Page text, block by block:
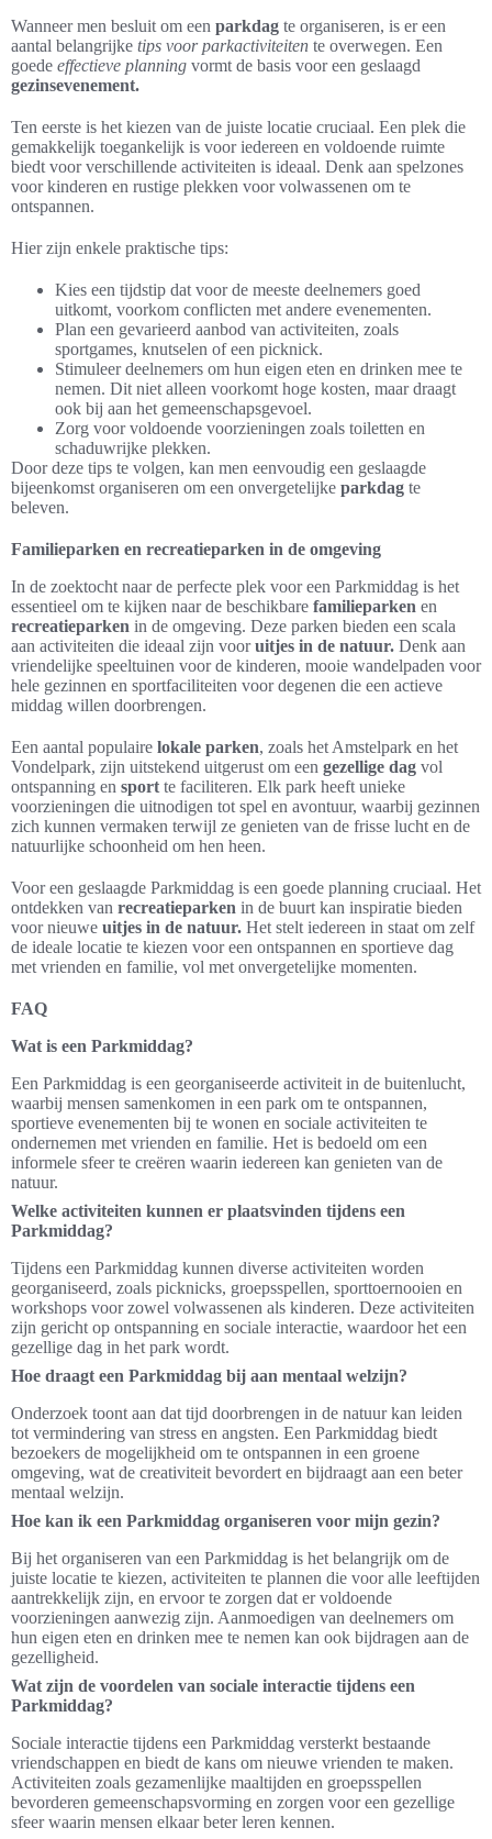
Wanneer men besluit om een parkdag te organiseren, is er een
aantal belangrijke tips voor parkactiviteiten te overwegen. Een
goede effectieve planning vormt de basis voor een geslaagd
gezinsevenement.
Ten eerste is het kiezen van de juiste locatie cruciaal. Een plek die
gemakkelijk toegankelijk is voor iedereen en voldoende ruimte
biedt voor verschillende activiteiten is ideaal. Denk aan spelzones
voor kinderen en rustige plekken voor volwassenen om te
ontspannen.
Hier zijn enkele praktische tips:
Kies een tijdstip dat voor de meeste deelnemers goed
uitkomt, voorkom conflicten met andere evenementen.
Plan een gevarieerd aanbod van activiteiten, zoals
sportgames, knutselen of een picknick.
Stimuleer deelnemers om hun eigen eten en drinken mee te
nemen. Dit niet alleen voorkomt hoge kosten, maar draagt
ook bij aan het gemeenschapsgevoel.
Zorg voor voldoende voorzieningen zoals toiletten en
schaduwrijke plekken.
Door deze tips te volgen, kan men eenvoudig een geslaagde
bijeenkomst organiseren om een onvergetelijke parkdag te
beleven.
Familieparken en recreatieparken in de omgeving
In de zoektocht naar de perfecte plek voor een Parkmiddag is het
essentieel om te kijken naar de beschikbare familieparken en
recreatieparken in de omgeving. Deze parken bieden een scala
aan activiteiten die ideaal zijn vooruitjes in de natuur. Denk aan
vriendelijke speeltuinen voor de kinderen, mooie wandelpaden voor
hele gezinnen en sportfaciliteiten voor degenen die een actieve
middag willen doorbrengen.
Een aantal populaire lokale parken, zoals het Amstelpark en het
Vondelpark, zijn uitstekend uitgerust om een gezellige dag vol
ontspanning en sport te faciliteren. Elk park heeft unieke
voorzieningen die uitnodigen tot spel en avontuur, waarbij gezinnen
zich kunnen vermaken terwijl ze genieten van de frisse lucht en de
natuurlijke schoonheid om hen heen.
Voor een geslaagde Parkmiddag is een goede planning cruciaal. Het
ontdekken van recreatieparken in de buurt kan inspiratie bieden
voor nieuwe uitjes in de natuur. Het stelt iedereen in staat om zelf
de ideale locatie te kiezen voor een ontspannen en sportieve dag
met vrienden en familie, vol met onvergetelijke momenten.
FAQ
Wat is een Parkmiddag?
Een Parkmiddag is een georganiseerde activiteit in de buitenlucht,
waarbij mensen samenkomen in een park om te ontspannen,
sportieve evenementen bij te wonen en sociale activiteiten te
ondernemen met vrienden en familie. Het is bedoeld om een
informele sfeer te creëren waarin iedereen kan genieten van de
natuur.
Welke activiteiten kunnen er plaatsvinden tijdens een
Parkmiddag?
Tijdens een Parkmiddag kunnen diverse activiteiten worden
georganiseerd, zoals picknicks, groepsspellen, sporttoernooien en
workshops voor zowel volwassenen als kinderen. Deze activiteiten
zijn gericht op ontspanning en sociale interactie, waardoor het een
gezellige dag in het park wordt.
Hoe draagt een Parkmiddag bij aan mentaal welzijn?
Onderzoek toont aan dat tijd doorbrengen in de natuur kan leiden
tot vermindering van stress en angsten. Een Parkmiddag biedt
bezoekers de mogelijkheid om te ontspannen in een groene
omgeving, wat de creativiteit bevordert en bijdraagt aan een beter
mentaal welzijn.
Hoe kan ik een Parkmiddag organiseren voor mijn gezin?
Bij het organiseren van een Parkmiddag is het belangrijk om de
juiste locatie te kiezen, activiteiten te plannen die voor alle leeftijden
aantrekkelijk zijn, en ervoor te zorgen dat er voldoende
voorzieningen aanwezig zijn. Aanmoedigen van deelnemers om
hun eigen eten en drinken mee te nemen kan ook bijdragen aan de
gezelligheid.
Wat zijn de voordelen van sociale interactie tijdens een
Parkmiddag?
Sociale interactie tijdens een Parkmiddag versterkt bestaande
vriendschappen en biedt de kans om nieuwe vrienden te maken.
Activiteiten zoals gezamenlijke maaltijden en groepsspellen
bevorderen gemeenschapsvorming en zorgen voor een gezellige
sfeer waarin mensen elkaar beter leren kennen.